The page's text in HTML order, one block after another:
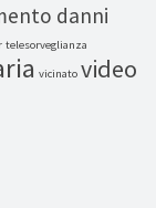
danni
telesorveglianza
vicinato video